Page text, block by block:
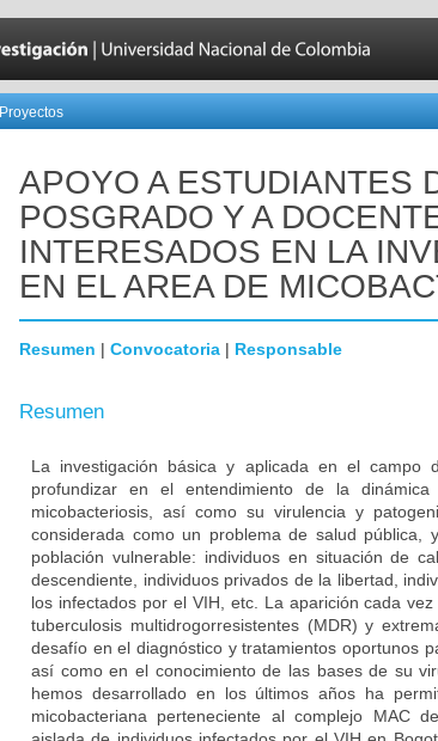
Proyectos
APOYO A ESTUDIANTES
POSGRADO Y A
INTERESADOS EN LA
EN EL AREA DE
Resumen | Convocatoria | Responsable
Resumen
La investigación básica y aplicada en el campo
profundizar en el entendimiento de la
micobacteriosis, así como su virulencia y
considerada como un problema de salud pública,
población vulnerable: individuos en situación de
descendiente, individuos privados de la libertad,
los infectados por el VIH, etc. La aparición cada
tuberculosis multidrogorresistentes (MDR) y
desafío en el diagnóstico y tratamientos oportunos
así como en el conocimiento de las bases de su
hemos desarrollado en los últimos años ha
micobacteriana perteneciente al complejo MAC